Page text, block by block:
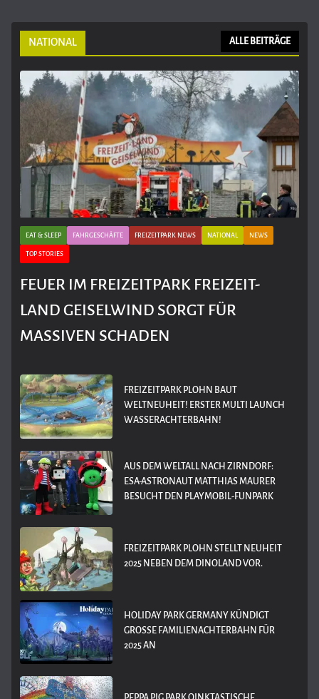
NATIONAL ALLE BEITRÄGE
EAT & SLEEP FAHRGESCHÄFTE FREIZEITPARK NEWS NATIONAL NEWS
TOP STORIES
FEUER IM FREIZEITPARK FREIZEIT-
LAND GEISELWIND SORGT FÜR
MASSIVEN SCHADEN
FREIZEITPARK PLOHN BAUT
WELTNEUHEIT! ERSTER MULTI LAUNCH
WASSERACHTERBAHN!
AUS DEM WELTALL NACH ZIRNDORF:
ESA-ASTRONAUT MATTHIAS MAURER
BESUCHT DEN PLAYMOBIL-FUNPARK
FREIZEITPARK PLOHN STELLT NEUHEIT
2025 NEBEN DEM DINOLAND VOR.
HOLIDAY PARK GERMANY KÜNDIGT
GROSSE FAMILIENACHTERBAHN FÜR 2
025 AN